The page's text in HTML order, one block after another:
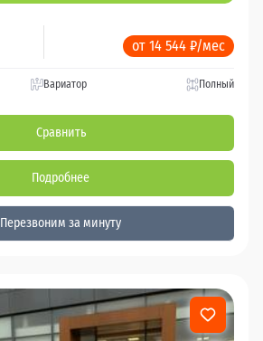
от 14 544 ₽/мес
Вариатор Полный
Сравнить
Подробнее
Перезвоним за минуту